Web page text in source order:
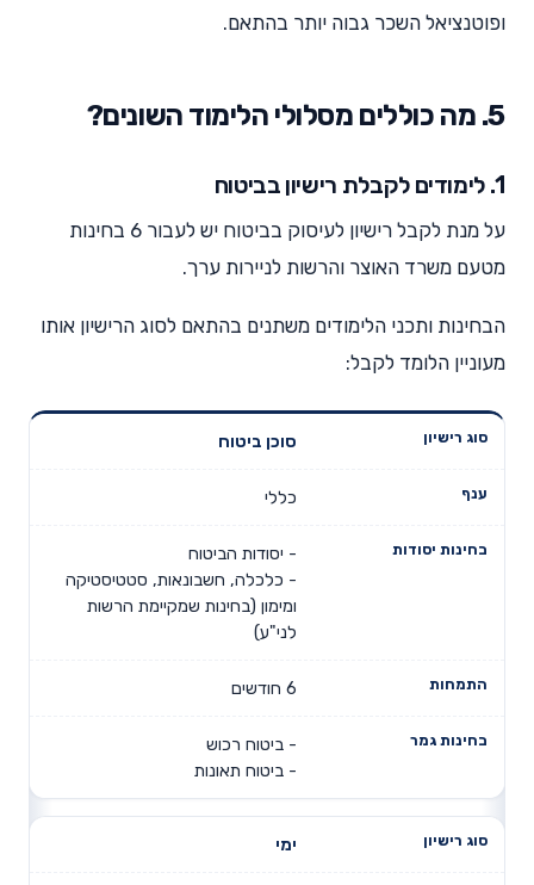
ופוטנציאל השכר גבוה יותר בהתאם.
5. מה כוללים מסלולי הלימוד השונים?
1. לימודים לקבלת רישיון בביטוח
על מנת לקבל רישיון לעיסוק בביטוח יש לעבור 6 בחינות
מטעם משרד האוצר והרשות לניירות ערך.
הבחינות ותכני הלימודים משתנים בהתאם לסוג הרישיון אותו
מעוניין הלומד לקבל:
בחינותסוכן ביטוח
כללי
- יסודות הביטוח
- כלכלה, חשבונאות, סטטיסטיקה
ומימון (בחינות שמקיימת הרשות
לני"ע)
6 חודשים
- ביטוח רכוש
- ביטוח תאונות
ימי